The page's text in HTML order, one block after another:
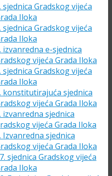
sjednica Gradskog vijeća
Iloka
sjednica Gradskog vijeća
Iloka
izvanredna e-sjednica
vijeća Grada Iloka
sjednica Gradskog vijeća
Iloka
konstitutirajuća sjednica
vijeća Grada Iloka
izvanredna sjednica
vijeća Grada Iloka
Izvanredna sjednica
vijeća Grada Iloka
sjednica Gradskog vijeća
Iloka